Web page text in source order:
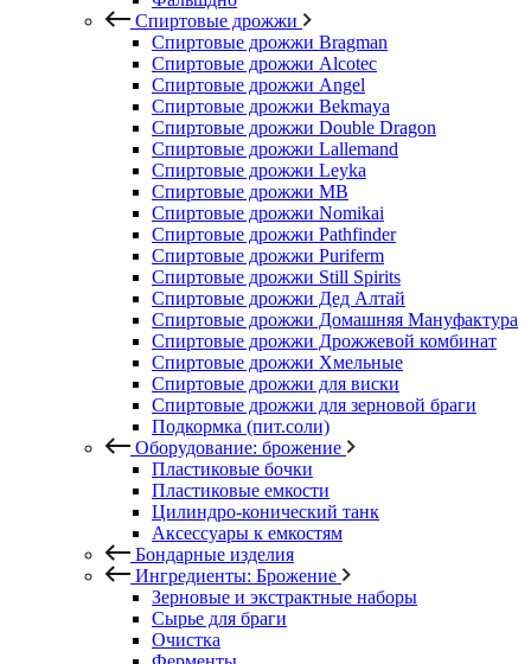
Спиртовые дрожжи
Спиртовые дрожжи Bragman
Спиртовые дрожжи Alcotec
Спиртовые дрожжи Angel
Спиртовые дрожжи Bekmaya
Спиртовые дрожжи Double Dragon
Спиртовые дрожжи Lallemand
Спиртовые дрожжи Leyka
Спиртовые дрожжи MB
Спиртовые дрожжи Nomikai
Спиртовые дрожжи Pathfinder
Спиртовые дрожжи Puriferm
Спиртовые дрожжи Still Spirits
Спиртовые дрожжи Дед Алтай
Спиртовые дрожжи Домашняя Мануфактура
Спиртовые дрожжи Дрожжевой комбинат
Спиртовые дрожжи Хмельные
Спиртовые дрожжи для виски
Спиртовые дрожжи для зерновой браги
Подкормка (пит.соли)
Оборудование: брожение
Пластиковые бочки
Пластиковые емкости
Цилиндро-конический танк
Аксессуары к емкостям
Бондарные изделия
Ингредиенты: Брожение
Зерновые и экстрактные наборы
Сырье для браги
Очистка